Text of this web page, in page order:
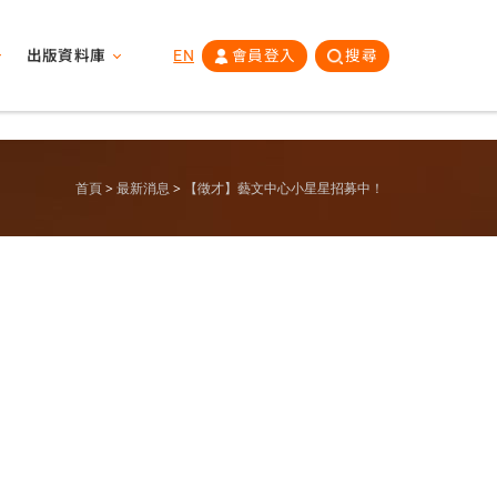
出版資料庫 EN 會員登入 搜尋
首頁 最新消息 【徵才】藝文中心小星星招募中！